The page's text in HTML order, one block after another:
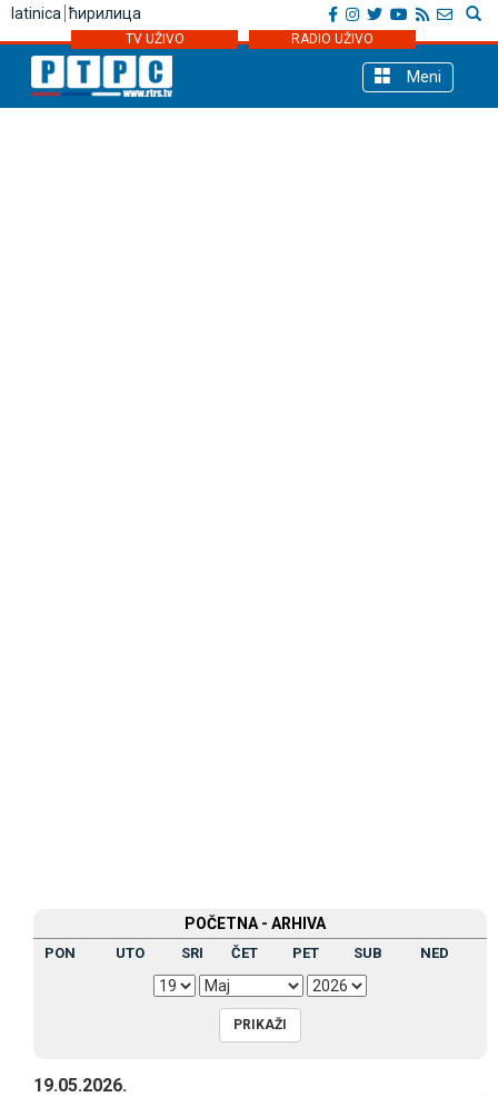
latinica ћирилица
TV UŽIVO RADIO UŽIVO
Meni
POČETNA - ARHIVA
PON UTO SRI ČET PET SUB NED
19.05.2026.